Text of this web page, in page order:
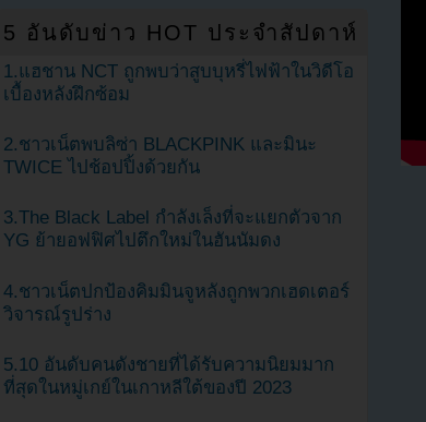
5 อันดับข่าว HOT ประจำสัปดาห์
1.แฮชาน NCT ถูกพบว่าสูบบุหรี่ไฟฟ้าในวิดีโอ
เบื้องหลังฝึกซ้อม
2.ชาวเน็ตพบลิซ่า BLACKPINK และมินะ
TWICE ไปช้อปปิ้งด้วยกัน
3.The Black Label กำลังเล็งที่จะแยกตัวจาก
YG ย้ายอฟฟิศไปตึกใหม่ในฮันนัมดง
4.ชาวเน็ตปกป้องคิมมินจูหลังถูกพวกเฮดเตอร์
วิจารณ์รูปร่าง
5.10 อันดับคนดังชายที่ได้รับความนิยมมาก
ที่สุดในหมู่เกย์ในเกาหลีใต้ของปี 2023